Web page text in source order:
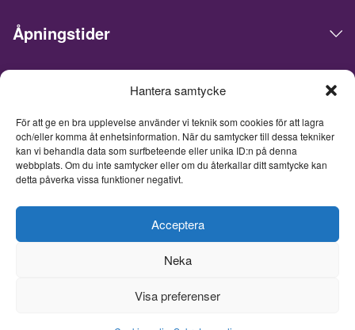
Hantera samtycke
För att ge en bra upplevelse använder vi teknik som cookies för att lagra
och/eller komma åt enhetsinformation. När du samtycker till dessa tekniker
kan vi behandla data som surfbeteende eller unika ID:n på denna
webbplats. Om du inte samtycker eller om du återkallar ditt samtycke kan
detta påverka vissa funktioner negativt.
Acceptera
Neka
Visa preferenser
Åpningstider
Live Expo arrangerer messer, møter, konferanser og events i
det skandinaviske markedet. Hovedkontoret ligger i Göteborg.
Vi matcher mennesker og bedrifter for å gjøre forretninger,
nettverke og inspirere hverandre. Live Expo er startet av
Sveriges mest erfarne entreprenører innen messer og events,
som har lansert over hundre nye messer, hvorav flere i dag er
ledende innen sine respektive bransjer. Med et fullpakket
tar messemediets til et helt nytt nivå. Fra og med 26. juni 2026
er Live Expo et heleid datterselskap av Easyfairs Group, et
internasjonalt selskap som organiserer 110 markedsledende
events i 16 land og driver åtte eventanlegg i Belgia, Nederland